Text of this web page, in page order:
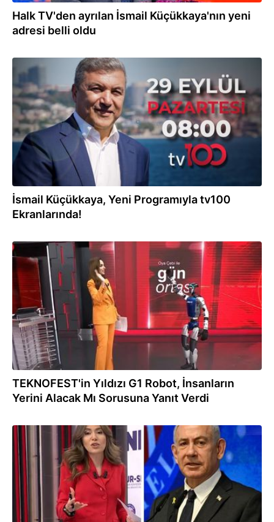
Halk TV'den ayrılan İsmail Küçükkaya'nın yeni
adresi belli oldu
23.09.2025
İsmail Küçükkaya, Yeni Programıyla tv100
Ekranlarında!
22.09.2025
TEKNOFEST'in Yıldızı G1 Robot, İnsanların
Yerini Alacak Mı Sorusuna Yanıt Verdi